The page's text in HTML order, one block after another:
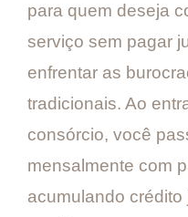
para quem deseja
serviço sem pagar
enfrentar as
tradicionais. Ao
consórcio, você
mensalmente com
acumulando